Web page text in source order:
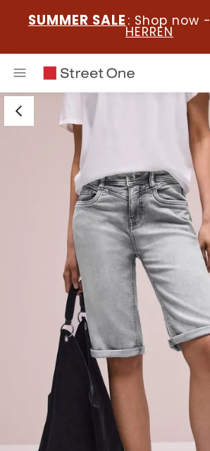
SUMMER SALE : Shop now -
HERREN